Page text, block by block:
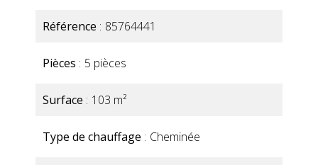
Référence 85764441
Pièces 5 pièces
Surface 103 m²
Type de chauffage Cheminée